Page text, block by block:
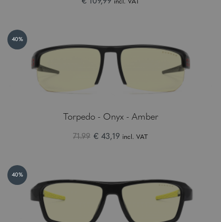
incl. VAT
40%
Torpedo - Onyx - Amber
71.99 € 43,19 incl. VAT
40%